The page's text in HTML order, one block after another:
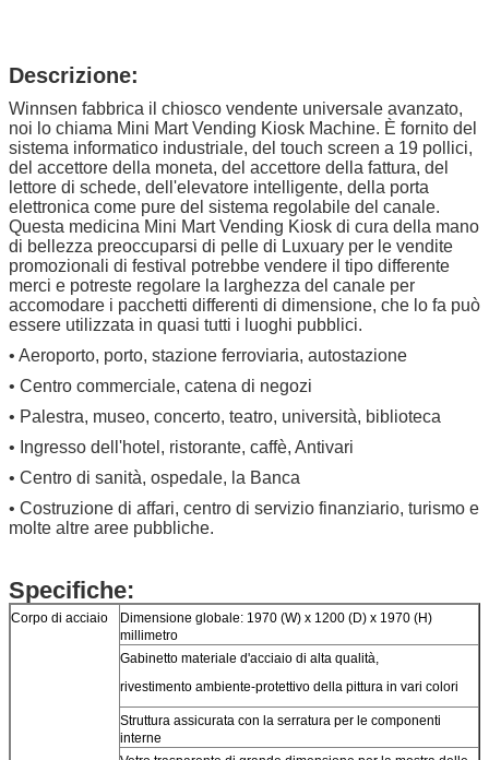
Lasciate un messaggio
Ti richiameremo presto!
Descrizione:
Winnsen fabbrica il chiosco vendente universale avanzato,
noi lo chiama Mini Mart Vending Kiosk Machine. È fornito del
sistema informatico industriale, del touch screen a 19 pollici,
del accettore della moneta, del accettore della fattura, del
lettore di schede, dell'elevatore intelligente, della porta
elettronica come pure del sistema regolabile del canale.
Questa medicina Mini Mart Vending Kiosk di cura della mano
di bellezza preoccuparsi di pelle di Luxuary per le vendite
promozionali di festival potrebbe vendere il tipo differente
merci e potreste regolare la larghezza del canale per
accomodare i pacchetti differenti di dimensione, che lo fa può
essere utilizzata in quasi tutti i luoghi pubblici.
• Aeroporto, porto, stazione ferroviaria, autostazione
• Centro commerciale, catena di negozi
• Palestra, museo, concerto, teatro, università, biblioteca
• Ingresso dell'hotel, ristorante, caffè, Antivari
• Centro di sanità, ospedale, la Banca
• Costruzione di affari, centro di servizio finanziario, turismo e
molte altre aree pubbliche.
Specifiche:
Corpo di acciaio
Dimensione globale: 1970 (W) x 1200 (D) x 1970 (H)
millimetro
Gabinetto materiale d'acciaio di alta qualità,
rivestimento ambiente-protettivo della pittura in vari colori
Struttura assicurata con la serratura per le componenti
interne